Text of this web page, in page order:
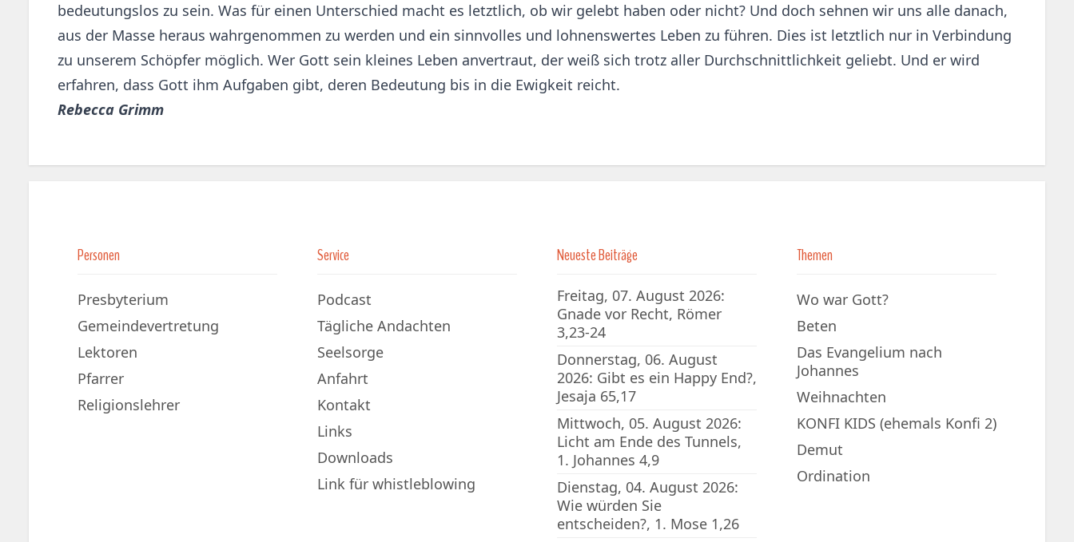
bedeutungslos zu sein. Was für einen Unterschied macht es letztlich, ob wir gelebt haben oder nicht? Und doch sehnen wir uns alle danach,
aus der Masse heraus wahrgenommen zu werden und ein sinnvolles und lohnenswertes Leben zu führen. Dies ist letztlich nur in Verbindung
zu unserem Schöpfer möglich. Wer Gott sein kleines Leben anvertraut, der weiß sich trotz aller Durchschnittlichkeit geliebt. Und er wird
erfahren, dass Gott ihm Aufgaben gibt, deren Bedeutung bis in die Ewigkeit reicht.
Rebecca Grimm
Personen
Presbyterium
Gemeindevertretung
Lektoren
Pfarrer
Religionslehrer
Service
Podcast
Tägliche Andachten
Seelsorge
Anfahrt
Kontakt
Links
Downloads
Link für whistleblowing
Neueste Beiträge
Freitag, 07. August 2026:
Gnade vor Recht, Römer
3,23-24
Donnerstag, 06. August
2026: Gibt es ein Happy End?,
Jesaja 65,17
Mittwoch, 05. August 2026:
Licht am Ende des Tunnels,
1. Johannes 4,9
Dienstag, 04. August 2026:
Wie würden Sie
entscheiden?, 1. Mose 1,26
Themen
Wo war Gott?
Beten
Das Evangelium nach
Johannes
Weihnachten
KONFI KIDS (ehemals Konfi 2)
Demut
Ordination